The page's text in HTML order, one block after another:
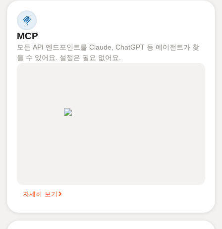
MCP
모든 API 엔드포인트를 Claude, ChatGPT 등 에이전트가 찾
을 수 있어요. 설정은 필요 없어요.
자세히 보기